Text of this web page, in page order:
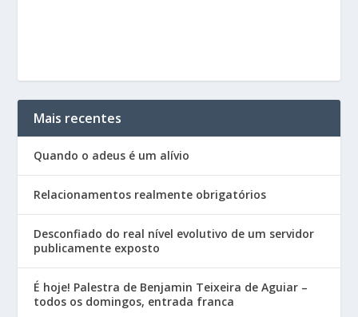
Mais recentes
Quando o adeus é um alívio
Relacionamentos realmente obrigatórios
Desconfiado do real nível evolutivo de um servidor
publicamente exposto
É hoje! Palestra de Benjamin Teixeira de Aguiar –
todos os domingos, entrada franca